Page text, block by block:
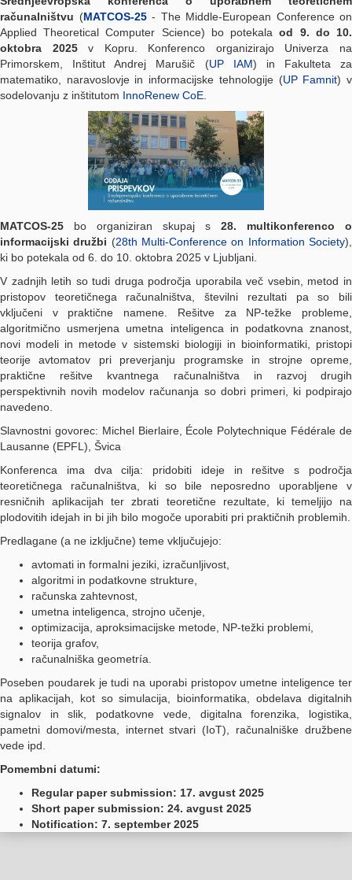
računalništvu (MATCOS-25 - The Middle-European Conference on
Applied Theoretical Computer Science) bo potekalaod 9. do 10.
oktobra 2025v Kopru. Konferenco organizirajo Univerza na
Primorskem, Inštitut Andrej Marušič (UP IAM) in Fakulteta za
matematiko, naravoslovje in informacijske tehnologije (UP Famnit) v
sodelovanju z inštitutom InnoRenew CoE
MATCOS-25 bo organiziran skupaj s 28. multikonferenco o
informacijski družbi (28th Multi-Conference on Information Society),
ki bo potekala od 6. do 10. oktobra 2025 v Ljubljani.
V zadnjih letih so tudi druga področja uporabila več vsebin, metod in
pristopov teoretičnega računalništva, številni rezultati pa so bili
vključeni v praktične namene. Rešitve za NP-težke probleme,
algoritmično usmerjena umetna inteligenca in podatkovna znanost,
novi modeli in metode v sistemski biologiji in bioinformatiki, pristopi
teorije avtomatov pri preverjanju programske in strojne opreme,
praktične rešitve kvantnega računalništva in razvoj drugih
perspektivnih novih modelov računanja so dobri primeri, ki podpirajo
navedeno.
Slavnostni govorec: Michel Bierlaire, École Polytechnique Fédérale de
Lausanne (EPFL), Švica
Konferenca ima dva cilja: pridobiti ideje in rešitve s področja
teoretičnega računalništva, ki so bile neposredno uporabljene v
resničnih aplikacijah ter zbrati teoretične rezultate, ki temeljijo na
plodovitih idejah in bi jih bilo mogoče uporabiti pri praktičnih problemih.
Predlagane (a ne izključne) teme vključujejo:
avtomati in formalni jeziki, izračunljivost,
algoritmi in podatkovne strukture,
računska zahtevnost,
umetna inteligenca, strojno učenje,
optimizacija, aproksimacijske metode, NP-težki problemi,
teorija grafov,
računalniška geometría.
Poseben poudarek je tudi na uporabi pristopov umetne inteligence ter
na aplikacijah, kot so simulacija, bioinformatika, obdelava digitalnih
signalov in slik, podatkovne vede, digitalna forenzika, logistika,
pametni domovi/mesta, internet stvari (IoT), računalniške družbene
vede ipd.
Pomembni datumi:
Regular paper submission: 17. avgust 2025
Short paper submission: 24. avgust 2025
Notification: 7. september 2025